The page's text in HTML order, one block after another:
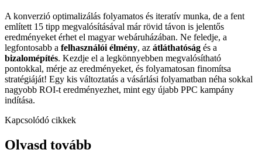
A konverzió optimalizálás folyamatos és iteratív munka, de a fent
említett 15 tipp megvalósításával már rövid távon is jelentős
eredményeket érhet el magyar webáruházában. Ne feledje, a
legfontosabb a felhasználói élmény, az átláthatóság és a
bizalomépítés. Kezdje el a legkönnyebben megvalósítható
pontokkal, mérje az eredményeket, és folyamatosan finomítsa
stratégiáját! Egy kis változtatás a vásárlási folyamatban néha sokkal
nagyobb ROI-t eredményezhet, mint egy újabb PPC kampány
indítása.
Kapcsolódó cikkek
Olvasd tovább